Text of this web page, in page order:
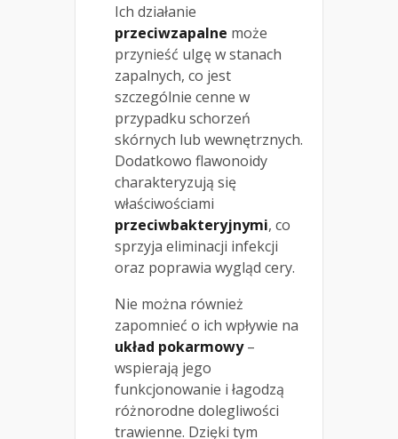
Ich działanie
przeciwzapalne może
przynieść ulgę w stanach
zapalnych, co jest
szczególnie cenne w
przypadku schorzeń
skórnych lub wewnętrznych.
Dodatkowo flawonoidy
charakteryzują się
właściwościami
przeciwbakteryjnymi, co
sprzyja eliminacji infekcji
oraz poprawia wygląd cery.
Nie można również
zapomnieć o ich wpływie na
układ pokarmowy–
wspierają jego
funkcjonowanie i łagodzą
różnorodne dolegliwości
trawienne. Dzięki tym